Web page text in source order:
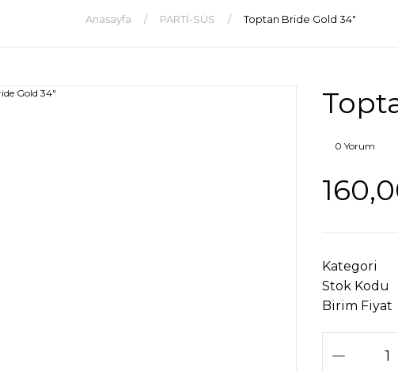
Anasayfa PARTİ-SÜS Toptan Bride Gold 34″
0 Yorum
Kategori
Stok Kodu
Birim Fiyat